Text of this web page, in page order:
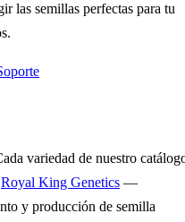
las semillas perfectas para tu
variedad de nuestro
Royal King Genetics —
y producción de semilla